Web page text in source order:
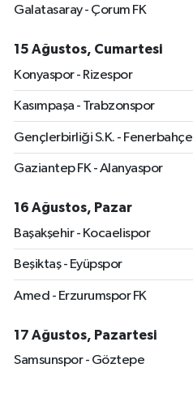
Galatasaray - Çorum FK
15 Ağustos, Cumartesi
Konyaspor - Rizespor
Kasımpaşa - Trabzonspor
Gençlerbirliği S.K. - Fenerbahçe
Gaziantep FK - Alanyaspor
16 Ağustos, Pazar
Başakşehir - Kocaelispor
Beşiktaş - Eyüpspor
Amed - Erzurumspor FK
17 Ağustos, Pazartesi
Samsunspor - Göztepe